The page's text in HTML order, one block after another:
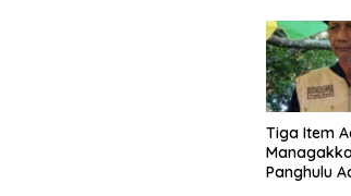
Tiga Item
Panghulu